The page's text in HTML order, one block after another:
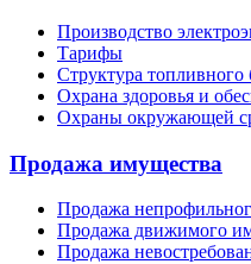
Производство
Тарифы
Структура топливного
Охрана здоровья и
Охраны окружающей
Продажа имущества
Продажа
Продажа движимого
Продажа